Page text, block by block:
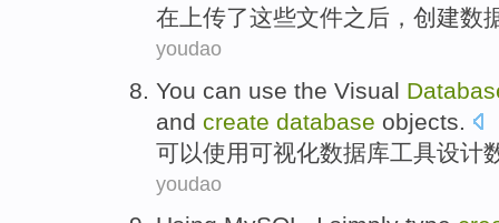
在 上传了这些文件之后， 创建数
youdao
You can use the Visual
and create database objects
可以使用可视化数据库工具设计
youdao